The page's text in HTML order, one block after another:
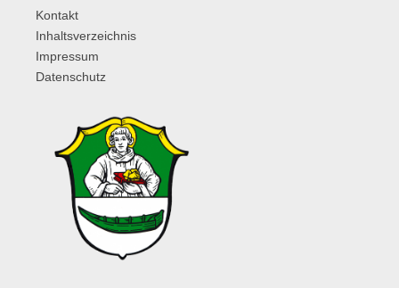
Kontakt
Inhaltsverzeichnis
Impressum
Datenschutz